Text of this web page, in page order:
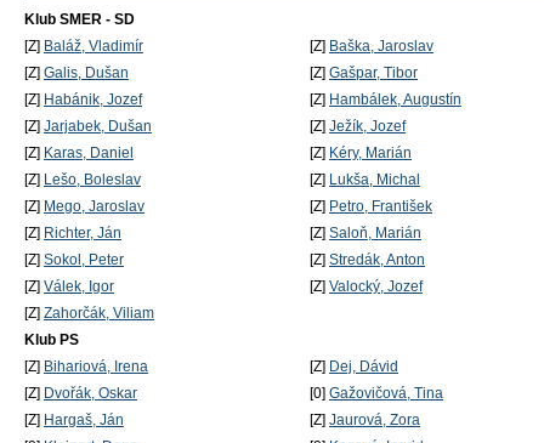
Klub SMER - SD
[Z] Baláž, Vladimír [Z] Baška, Jaroslav
[Z] Galis, Dušan [Z] Gašpar, Tibor
[Z] Habánik, Jozef [Z] Hambálek, Augustín
[Z] Jarjabek, Dušan [Z] Ježík, Jozef
[Z] Karas, Daniel [Z] Kéry, Marián
[Z] Lešo, Boleslav [Z] Lukša, Michal
[Z] Mego, Jaroslav [Z] Petro, František
[Z] Richter, Ján [Z] Saloň, Marián
[Z] Sokol, Peter [Z] Stredák, Anton
[Z] Válek, Igor [Z] Valocký, Jozef
[Z] Zahorčák, Viliam
Klub PS
[Z] Bihariová, Irena [Z] Dej, Dávid
[Z] Dvořák, Oskar [0] Gažovičová, Tina
[Z] Hargaš, Ján [Z] Jaurová, Zora